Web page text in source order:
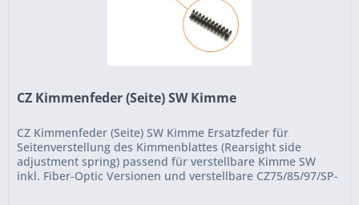
CZ Kimmenfeder (Seite) SW Kimme
CZ Kimmenfeder (Seite) SW Kimme Ersatzfeder für
Seitenverstellung des Kimmenblattes (Rearsight side
adjustment spring) passend für verstellbare Kimme SW
inkl. Fiber-Optic Versionen und verstellbare CZ75/85/97/SP-